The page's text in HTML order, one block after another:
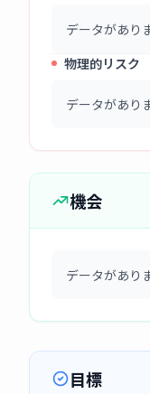
データがあり
物理的リスク
データがあり
機会
データがあり
目標